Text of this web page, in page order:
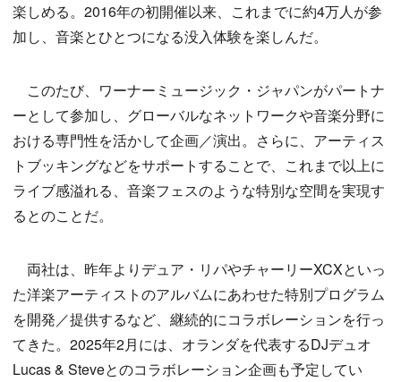
楽しめる。2016年の初開催以来、これまでに約4万人が参
加し、音楽とひとつになる没入体験を楽しんだ。
このたび、ワーナーミュージック・ジャパンがパートナ
ーとして参加し、グローバルなネットワークや音楽分野に
おける専門性を活かして企画／演出。さらに、アーティス
トブッキングなどをサポートすることで、これまで以上に
ライブ感溢れる、音楽フェスのような特別な空間を実現す
るとのことだ。
両社は、昨年よりデュア・リパやチャーリーXCXといっ
た洋楽アーティストのアルバムにあわせた特別プログラム
を開発／提供するなど、継続的にコラボレーションを行っ
てきた。2025年2月には、オランダを代表するDJデュオ
Lucas & Steveとのコラボレーション企画も予定してい